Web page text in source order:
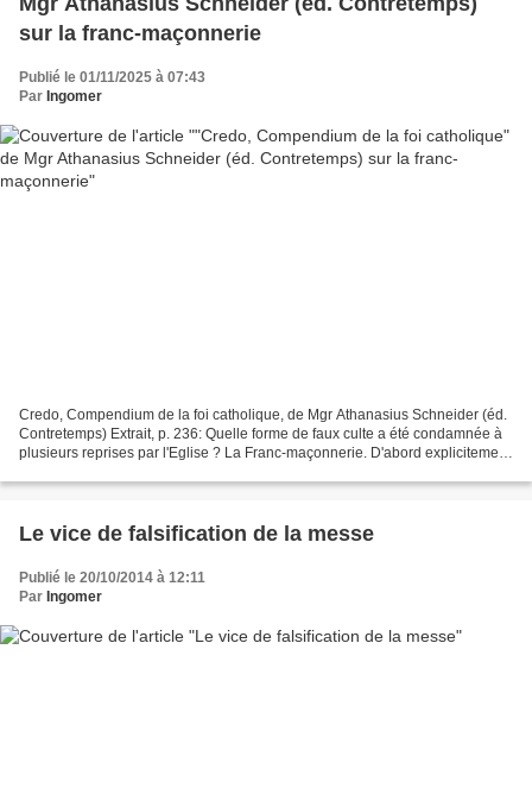
sur la franc-maçonnerie
Publié le 01/11/2025 à 07:43
Par Ingomer
Credo, Compendium de la foi catholique, de Mgr Athanasius Schneider (éd.
Contretemps) Extrait, p. 236: Quelle forme de faux culte a été condamnée à
plusieurs reprises par l'Eglise ? La Franc-maçonnerie. D'abord explicitement
Le vice de falsification de la messe
Publié le 20/10/2014 à 12:11
Par Ingomer